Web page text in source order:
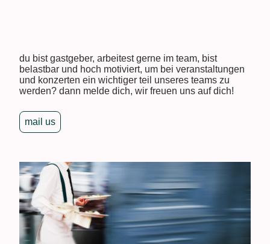
du bist gastgeber, arbeitest gerne im team, bist
belastbar und hoch motiviert, um bei veranstaltungen
und konzerten ein wichtiger teil unseres teams zu
werden? dann melde dich, wir freuen uns auf dich!
mail us